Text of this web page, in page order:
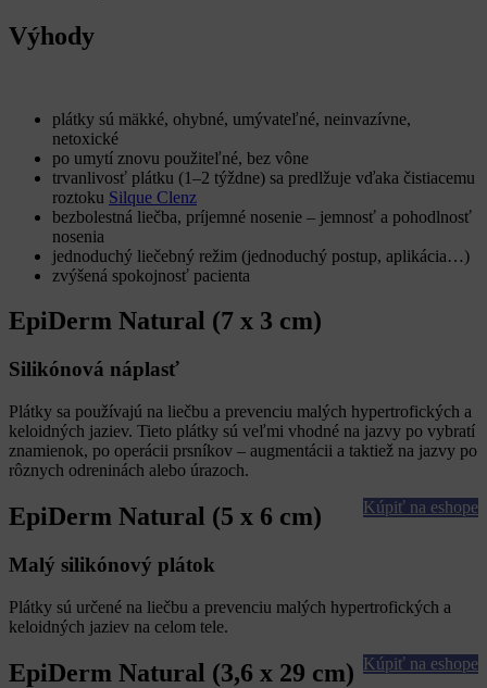
Výhody
plátky sú mäkké, ohybné, umývateľné, neinvazívne,
netoxické
po umytí znovu použiteľné, bez vône
trvanlivosť plátku (1–2 týždne) sa predlžuje vďaka čistiacemu
roztoku Silque Clenz
bezbolestná liečba, príjemné nosenie – jemnosť a pohodlnosť
nosenia
jednoduchý liečebný režim (jednoduchý postup, aplikácia…)
zvýšená spokojnosť pacienta
EpiDerm Natural (7 x 3 cm)
Silikónová náplasť
Plátky sa používajú na liečbu a prevenciu malých hypertrofických a
keloidných jaziev. Tieto plátky sú veľmi vhodné na jazvy po vybratí
znamienok, po operácii prsníkov – augmentácii a taktiež na jazvy po
rôznych odreninách alebo úrazoch.
Kúpiť na eshope
EpiDerm Natural (5 x 6 cm)
Malý silikónový plátok
Plátky sú určené na liečbu a prevenciu malých hypertrofických a
keloidných jaziev na celom tele.
Kúpiť na eshope
EpiDerm Natural (3,6 x 29 cm)